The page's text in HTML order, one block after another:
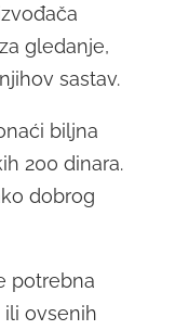
gledanje,
sastav.
biljna
200 dinara.
dobrog
potrebna
ili ovsenih